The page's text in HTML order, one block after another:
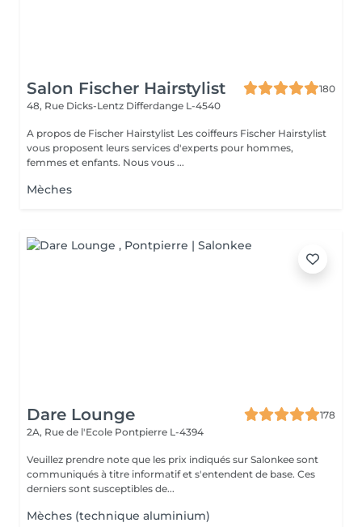
Salon Fischer Hairstylist
180
48, Rue Dicks-Lentz Differdange L-4540
A propos de Fischer Hairstylist Les coiffeurs Fischer Hairstylist
vous proposent leurs services d'experts pour hommes,
femmes et enfants. Nous vous ...
Mèches
Dare Lounge
178
2A, Rue de l'Ecole Pontpierre L-4394
Veuillez prendre note que les prix indiqués sur Salonkee sont
communiqués à titre informatif et s'entendent de base. Ces
derniers sont susceptibles de...
Mèches (technique aluminium)